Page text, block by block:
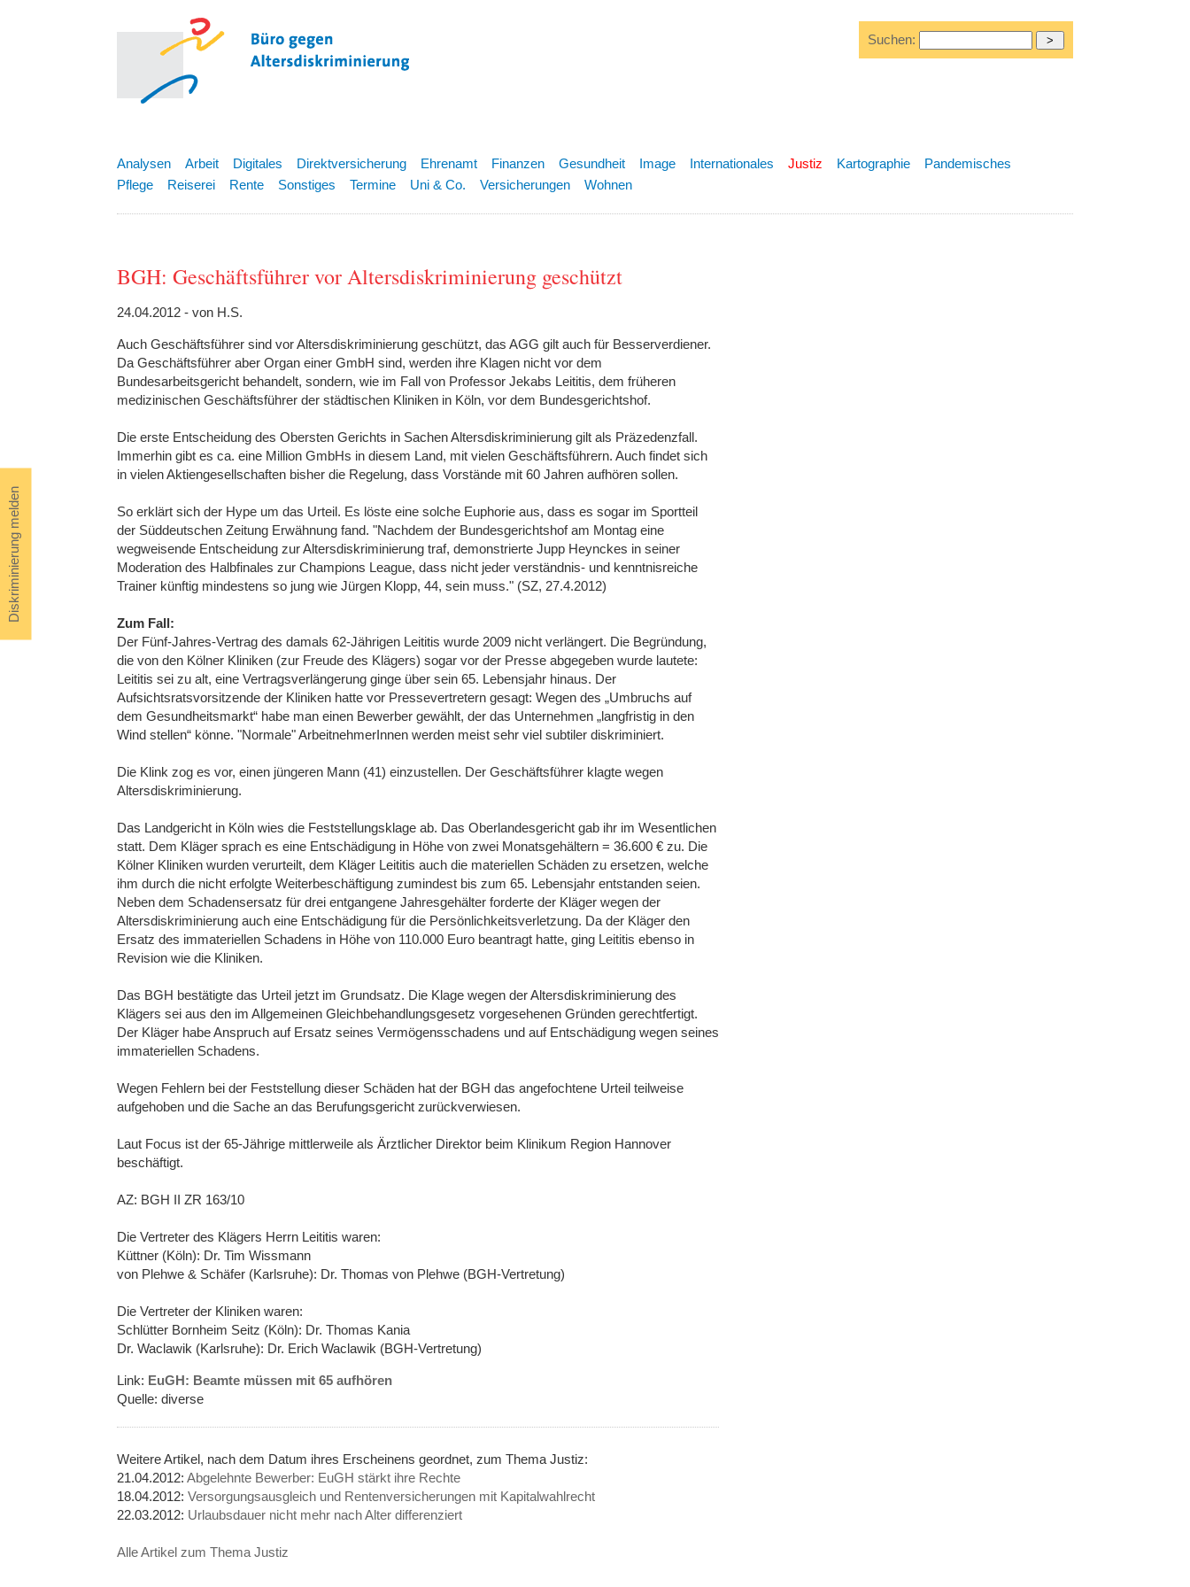
Diskriminierung melden
Suchen:
Analysen Arbeit Digitales Direktversicherung Ehrenamt Finanzen Gesundheit Image Internationales Justiz Kartographie
Pandemisches
Pflege
Reiserei Rente Sonstiges Termine Uni & Co. Versicherungen Wohnen
BGH: Geschäftsführer vor Altersdiskriminierung geschützt
24.04.2012 - von H.S.
Auch Geschäftsführer sind vor Altersdiskriminierung geschützt, das AGG gilt auch für Besserverdiener.
Da Geschäftsführer aber Organ einer GmbH sind, werden ihre Klagen nicht vor dem
Bundesarbeitsgericht behandelt, sondern, wie im Fall von Professor Jekabs Leititis, dem früheren
medizinischen Geschäftsführer der städtischen Kliniken in Köln, vor dem Bundesgerichtshof.
Die erste Entscheidung des Obersten Gerichts in Sachen Altersdiskriminierung gilt als Präzedenzfall.
Immerhin gibt es ca. eine Million GmbHs in diesem Land, mit vielen Geschäftsführern. Auch findet sich
in vielen Aktiengesellschaften bisher die Regelung, dass Vorstände mit 60 Jahren aufhören sollen.
So erklärt sich der Hype um das Urteil. Es löste eine solche Euphorie aus, dass es sogar im Sportteil
der Süddeutschen Zeitung Erwähnung fand. "Nachdem der Bundesgerichtshof am Montag eine
wegweisende Entscheidung zur Altersdiskriminierung traf, demonstrierte Jupp Heynckes in seiner
Moderation des Halbfinales zur Champions League, dass nicht jeder verständnis- und kenntnisreiche
Trainer künftig mindestens so jung wie Jürgen Klopp, 44, sein muss." (SZ, 27.4.2012)
Zum Fall:
Der Fünf-Jahres-Vertrag des damals 62-Jährigen Leititis wurde 2009 nicht verlängert. Die Begründung,
die von den Kölner Kliniken (zur Freude des Klägers) sogar vor der Presse abgegeben wurde lautete:
Leititis sei zu alt, eine Vertragsverlängerung ginge über sein 65. Lebensjahr hinaus. Der
Aufsichtsratsvorsitzende der Kliniken hatte vor Pressevertretern gesagt: Wegen des „Umbruchs auf
dem Gesundheitsmarkt“ habe man einen Bewerber gewählt, der das Unternehmen „langfristig in den
Wind stellen“ könne. "Normale" ArbeitnehmerInnen werden meist sehr viel subtiler diskriminiert.
Die Klink zog es vor, einen jüngeren Mann (41) einzustellen. Der Geschäftsführer klagte wegen
Altersdiskriminierung.
Das Landgericht in Köln wies die Feststellungsklage ab. Das Oberlandesgericht gab ihr im Wesentlichen
statt. Dem Kläger sprach es eine Entschädigung in Höhe von zwei Monatsgehältern = 36.600 € zu. Die
Kölner Kliniken wurden verurteilt, dem Kläger Leititis auch die materiellen Schäden zu ersetzen, welche
ihm durch die nicht erfolgte Weiterbeschäftigung zumindest bis zum 65. Lebensjahr entstanden seien.
Neben dem Schadensersatz für drei entgangene Jahresgehälter forderte der Kläger wegen der
Altersdiskriminierung auch eine Entschädigung für die Persönlichkeitsverletzung. Da der Kläger den
Ersatz des immateriellen Schadens in Höhe von 110.000 Euro beantragt hatte, ging Leititis ebenso in
Revision wie die Kliniken.
Das BGH bestätigte das Urteil jetzt im Grundsatz. Die Klage wegen der Altersdiskriminierung des
Klägers sei aus den im Allgemeinen Gleichbehandlungsgesetz vorgesehenen Gründen gerechtfertigt.
Der Kläger habe Anspruch auf Ersatz seines Vermögensschadens und auf Entschädigung wegen seines
immateriellen Schadens.
Wegen Fehlern bei der Feststellung dieser Schäden hat der BGH das angefochtene Urteil teilweise
aufgehoben und die Sache an das Berufungsgericht zurückverwiesen.
Laut Focus ist der 65-Jährige mittlerweile als Ärztlicher Direktor beim Klinikum Region Hannover
beschäftigt.
AZ: BGH II ZR 163/10
Die Vertreter des Klägers Herrn Leititis waren:
Küttner (Köln): Dr. Tim Wissmann
von Plehwe & Schäfer (Karlsruhe): Dr. Thomas von Plehwe (BGH-Vertretung)
Die Vertreter der Kliniken waren:
Schlütter Bornheim Seitz (Köln): Dr. Thomas Kania
Dr. Waclawik (Karlsruhe): Dr. Erich Waclawik (BGH-Vertretung)
Link: EuGH: Beamte müssen mit 65 aufhören
Quelle: diverse
Weitere Artikel, nach dem Datum ihres Erscheinens geordnet, zum Thema Justiz:
21.04.2012: Abgelehnte Bewerber: EuGH stärkt ihre Rechte
18.04.2012: Versorgungsausgleich und Rentenversicherungen mit Kapitalwahlrecht
22.03.2012: Urlaubsdauer nicht mehr nach Alter differenziert
Alle Artikel zum Thema Justiz